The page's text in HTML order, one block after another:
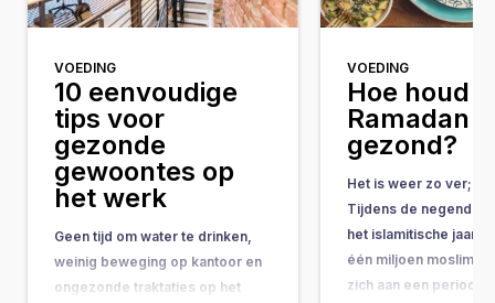
VOEDING
10 eenvoudige
tips voor
gezonde
gewoontes op
het werk
Geen tijd om water te drinken,
weinig beweging op kantoor en
ongezonde traktaties op het
VOEDING
Hoe houd
Ramadan
gezond?
Het is weer zo ver; de
Tijdens de negende
het islamitische jaar
één miljoen moslims
zich aan een periode